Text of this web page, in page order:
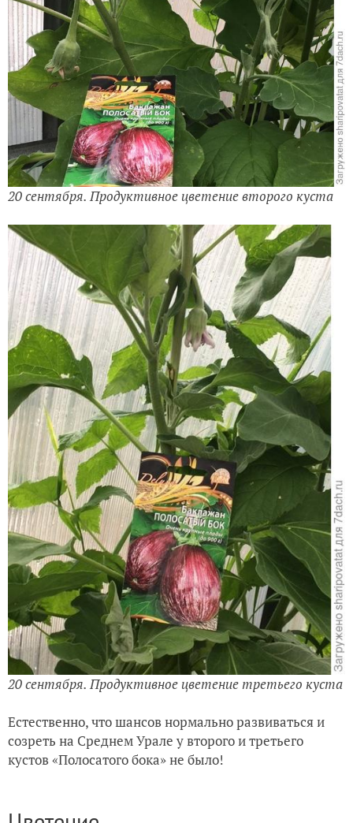
20 сентября. Продуктивное цветение второго куста
20 сентября. Продуктивное цветение третьего куста
Естественно, что шансов нормально развиваться и
созреть на Среднем Урале у второго и третьего
кустов «Полосатого бока» не было!